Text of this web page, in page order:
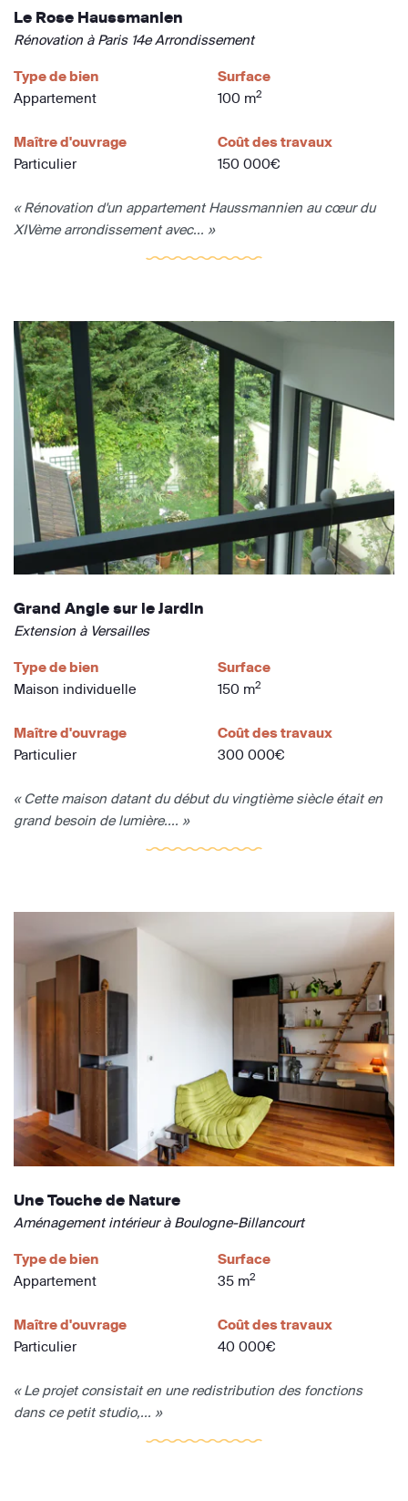
Le Rose Haussmanien
Rénovation à Paris 14e Arrondissement
Type de bien
Appartement
Surface
100 m2
Maître d'ouvrage
Particulier
Coût des travaux
150 000€
« Rénovation d'un appartement Haussmannien au cœur du
XIVème arrondissement avec... »
Grand Angle sur le Jardin
Extension à Versailles
Type de bien
Maison individuelle
Surface
150 m2
Maître d'ouvrage
Particulier
Coût des travaux
300 000€
« Cette maison datant du début du vingtième siècle était en
grand besoin de lumière.... »
Une Touche de Nature
Aménagement intérieur à Boulogne-Billancourt
Type de bien
Appartement
Surface
35 m2
Maître d'ouvrage
Particulier
Coût des travaux
40 000€
« Le projet consistait en une redistribution des fonctions
dans ce petit studio,... »